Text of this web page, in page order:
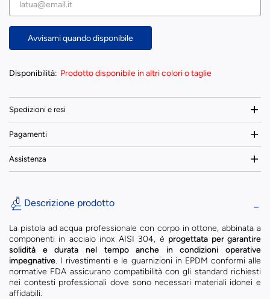
Avvisami quando disponibile
Disponibilità: Prodotto disponibile in altri colori o taglie
Spedizioni e resi
Pagamenti
Assistenza
Descrizione prodotto
La pistola ad acqua professionale con corpo in ottone, abbinata a
componenti in acciaio inox AISI 304, è progettata per garantire
solidità e durata nel tempo anche in condizioni operative
impegnative. I rivestimenti e le guarnizioni in EPDM conformi alle
normative FDA assicurano compatibilità con gli standard richiesti
nei contesti professionali dove sono necessari materiali idonei e
affidabili.